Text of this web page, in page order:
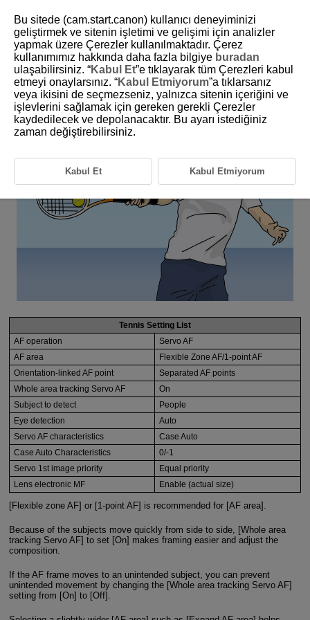
6-6 Ball Sports: Tennis
This setting is for tennis photography, where subjects move quickly
from side to side.
Tennis Setting List
AF operation
Servo AF
AF area
Flexible Zone AF/1-point AF
Orientation-linked AF point
Separated AF points
Whole area tracking Servo AF
On
Subject to detect
People
Eye detection
Auto
Servo AF characteristics
Case Auto
Case Auto Characteristics
0/-1
Servo 1st image priority
Equal priority
Lens electronic MF
Enable (actual size)
[Flexible zone AF] or [1-point AF] is recommended for [AF area].
Because of the subjects move quickly from side to side, [Whole area
tracking Servo AF] to set [On] makes framing easier and adjust the
composition.
If the AF frame moves to an unintended subject, you can prevent
unintended movement by changing the [Whole area tracking Servo AF]
setting from [On] to [Off].
Bu sitede (cam.start.canon) kullanıcı deneyiminizi
geliştirmek ve sitenin işletimi ve gelişimi için analizler
yapmak üzere Çerezler kullanılmaktadır. Çerez
kullanımımız hakkında daha fazla bilgiye buradan
ulaşabilirsiniz. “Kabul Et”e tıklayarak tüm Çerezleri kabul
etmeyi onaylarsınız. “Kabul Etmiyorum”a tıklarsanız
veya ikisini de seçmezseniz, yalnızca sitenin içeriğini ve
işlevlerini sağlamak için gereken gerekli Çerezler
kaydedilecek ve depolanacaktır. Bu ayarı istediğiniz
zaman değiştirebilirsiniz.
Kabul Et Kabul Etmiyorum